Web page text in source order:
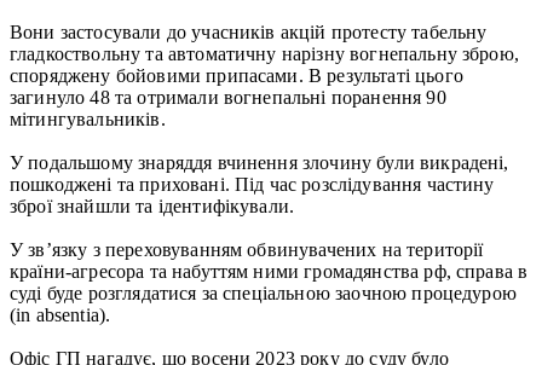
Вони застосували до учасників акцій протесту табельну
гладкоствольну та автоматичну нарізну вогнепальну зброю,
споряджену бойовими припасами. В результаті цього
загинуло 48 та отримали вогнепальні поранення 90
мітингувальників.
У подальшому знаряддя вчинення злочину були викрадені,
пошкоджені та приховані. Під час розслідування частину
зброї знайшли та ідентифікували.
У зв’язку з переховуванням обвинувачених на території
країни-агресора та набуттям ними громадянства рф, справа в
суді буде розглядатися за спеціальною заочною процедурою
(in absentia).
Офіс ГП нагадує, що восени 2023 року до суду було